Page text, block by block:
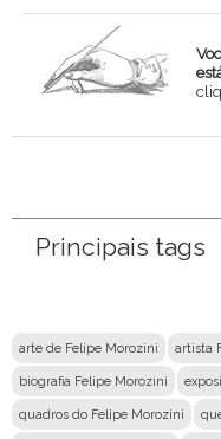
Principais tags
arte de Felipe Morozini artista
biografia Felipe Morozini
quadros do Felipe Morozini